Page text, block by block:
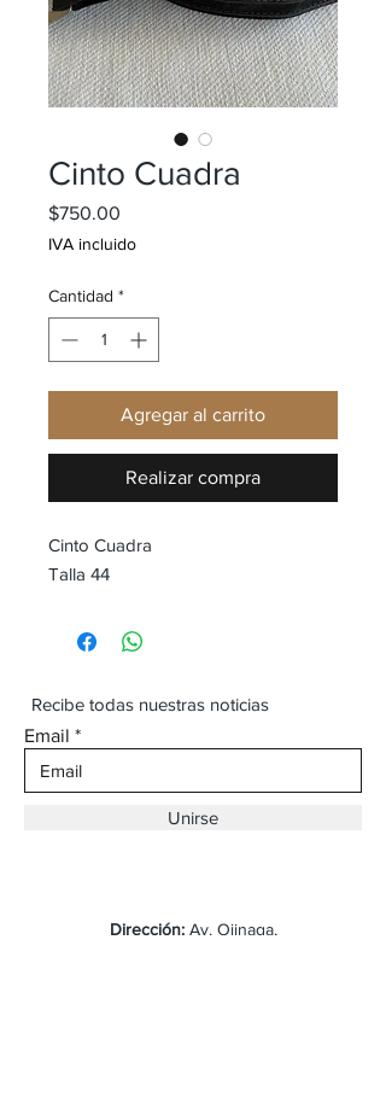
Cinto Cuadra
$750.00
IVA incluido
Cantidad *
Agregar al carrito
Realizar compra
Cinto Cuadra
Talla 44
Recibe todas nuestras noticias
Email
Unirse
Dirección: Av. Ojinaga,